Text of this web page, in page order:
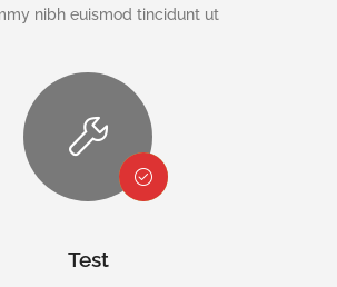
nibh euismod tincidunt ut
Test